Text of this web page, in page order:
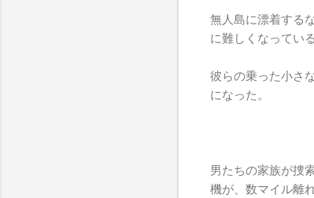
無人島に漂着する
に難しくなってい
彼らの乗った小さ
になった。
男たちの家族が捜
機が、数マイル離